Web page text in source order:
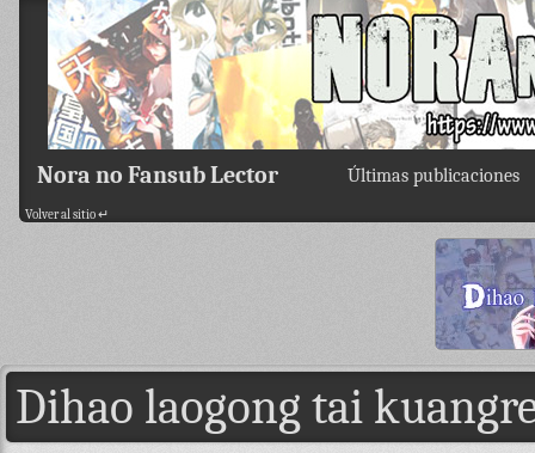
Últimas publicaciones
Nora no Fansub Lector
Volver al sitio ↵
Dihao laogong tai